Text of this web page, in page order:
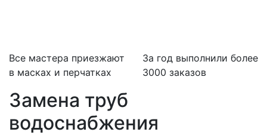
Все мастера приезжают
в масках и перчатках
За год выполнили более
3000 заказов
Замена труб
водоснабжения